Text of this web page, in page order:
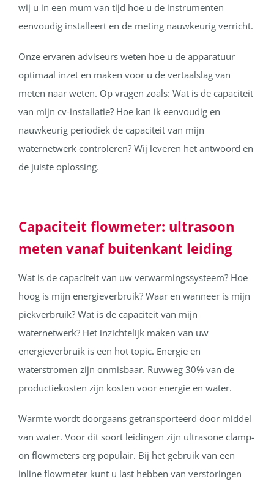
wij u in een mum van tijd hoe u de instrumenten
eenvoudig installeert en de meting nauwkeurig verricht.
Onze ervaren adviseurs weten hoe u de apparatuur
optimaal inzet en maken voor u de vertaalslag van
meten naar weten. Op vragen zoals: Wat is de capaciteit
van mijn cv-installatie? Hoe kan ik eenvoudig en
nauwkeurig periodiek de capaciteit van mijn
waternetwerk controleren? Wij leveren het antwoord en
de juiste oplossing.
Capaciteit flowmeter: ultrasoon
meten vanaf buitenkant leiding
Wat is de capaciteit van uw verwarmingssysteem? Hoe
hoog is mijn energieverbruik? Waar en wanneer is mijn
piekverbruik? Wat is de capaciteit van mijn
waternetwerk? Het inzichtelijk maken van uw
energieverbruik is een hot topic. Energie en
waterstromen zijn onmisbaar. Ruwweg 30% van de
productiekosten zijn kosten voor energie en water.
Warmte wordt doorgaans getransporteerd door middel
van water. Voor dit soort leidingen zijn ultrasone clamp-
on flowmeters erg populair. Bij het gebruik van een
inline flowmeter kunt u last hebben van verstoringen